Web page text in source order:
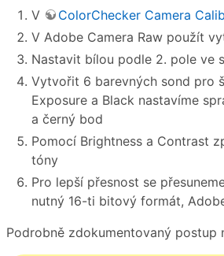
V ColorChecker Camera
V Adobe Camera Raw použít
Nastavit bílou podle 2. pole ve
Vytvořit 6 barevných sond pro
Exposure a Black nastavíme
a černý bod
Pomocí Brightness a Contrast
tóny
Pro lepší přesnost se
nutný 16-ti bitový formát,
Podrobně zdokumentovaný postup